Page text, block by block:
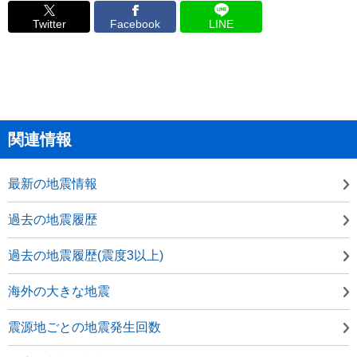
Twitter Facebook LINE
関連情報
最新の地震情報
過去の地震履歴
過去の地震履歴(震度3以上)
海外の大きな地震
震源地ごとの地震発生回数